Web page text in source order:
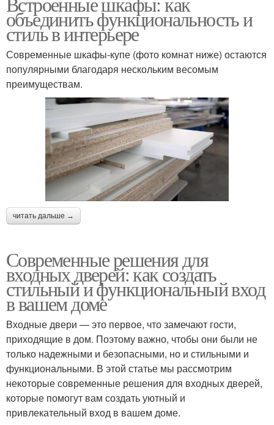
объединить функциональность и
стиль в интерьере
Современные шкафы-купе (фото комнат ниже) остаются
популярными благодаря нескольким весомым
преимуществам.
читать дальше →
Современные решения для
входных дверей: как создать
стильный и функциональный вход
в вашем доме
Входные двери — это первое, что замечают гости,
приходящие в дом. Поэтому важно, чтобы они были не
только надежными и безопасными, но и стильными и
функциональными. В этой статье мы рассмотрим
некоторые современные решения для входных дверей,
которые помогут вам создать уютный и
привлекательный вход в вашем доме.